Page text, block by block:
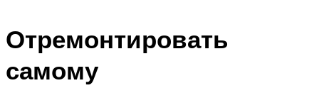
Отремонтировать
самому